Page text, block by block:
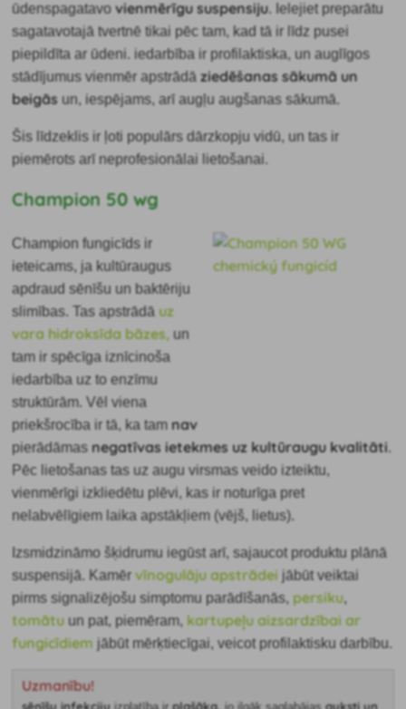
ūdenspagatavovienmērīgu suspensiju. Ielejiet preparātu
sagatavotajā tvertnē tikai pēc tam, kad tā ir līdz pusei
piepildīta ar ūdeni. iedarbība ir profilaktiska, un auglīgos
stādījumus vienmēr apstrādāziedēšanas sākumā un
beigās un, iespējams, arī augļu augšanas sākumā.
Šis līdzeklis ir ļoti populārs dārzkopju vidū, un tas ir
piemērots arī neprofesionālai lietošanai.
Champion 50 wg
Champion fungicīds ir
ieteicams, ja kultūraugus
apdraud sēnīšu un baktēriju
slimības. Tas apstrādāuz
vara hidroksīda bāzes, un
tam ir spēcīga iznīcinoša
iedarbība uz to enzīmu
struktūrām. Vēl viena
priekšrocība ir tā, ka tamnav
pierādāmasnegatīvas ietekmes uz kultūraugu kvalitāti.
Pēc lietošanas tas uz augu virsmas veido izteiktu,
vienmērīgi izkliedētu plēvi, kas ir noturīga pret
nelabvēlīgiem laika apstākļiem (vējš, lietus).
Izsmidzināmo šķidrumu iegūst arī, sajaucot produktu plānā
suspensijā. Kamērvīnogulāju apstrādei jābūt veiktai
pirms signalizējošu simptomu parādīšanās,persiku,
tomātu un pat, piemēram, kartupeļu aizsardzībai ar
fungicīdiem jābūt mērķtiecīgai, veicot profilaktisku darbību.
Uzmanību!